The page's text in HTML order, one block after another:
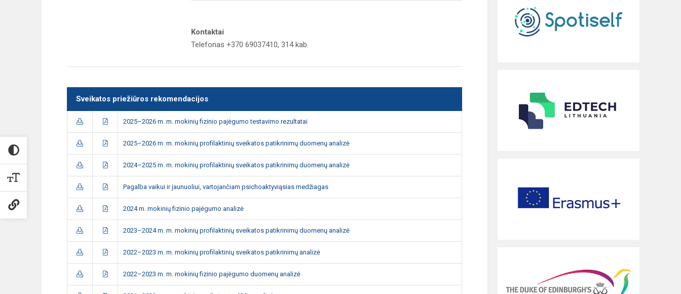
Kontaktai
Telefonas +370 69037410, 314 kab.
Sveikatos priežiūros rekomendacijos
2025–2026 m. m. mokinių fizinio pajėgumo testavimo rezultatai
2025–2026 m. m. mokinių profilaktinių sveikatos patikrinimų duomenų analizė
2024–2025 m. m. mokinių profilaktinių sveikatos patikrinimų duomenų analizė
Pagalba vaikui ir jaunuoliui, vartojančiam psichoaktyviąsias medžiagas
2024 m. mokinių fizinio pajėgumo analizė
2023–2024 m. m. mokinių profilaktinių sveikatos patikrinimų duomenų analizė
2022–2023 m. m. mokinių profilaktinių sveikatos patikrinimų analizė
2022–2023 m. m. mokinių fizinio pajėgumo duomenų analizė